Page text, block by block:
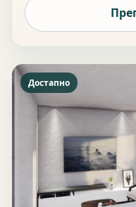
Достапно